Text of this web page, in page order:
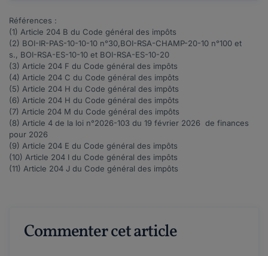
Références :
(1) Article 204 B du Code général des impôts
(2) BOI-IR-PAS-10-10-10 n°30,BOI-RSA-CHAMP-20-10 n°100 et
s., BOI-RSA-ES-10-10 et BOI-RSA-ES-10-20
(3) Article 204 F du Code général des impôts
(4) Article 204 C du Code général des impôts
(5) Article 204 H du Code général des impôts
(6) Article 204 H du Code général des impôts
(7) Article 204 M du Code général des impôts
(8) Article 4 de la loi n°2026-103 du 19 février 2026 de finances
pour 2026
(9) Article 204 E du Code général des impôts
(10) Article 204 I du Code général des impôts
(11) Article 204 J du Code général des impôts
Commenter cet article